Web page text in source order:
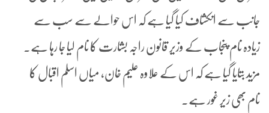
جانب سے انکشاف کیا گیا ہے کہ اس حوالے سے سب سے
زیادہ نام پنجاب کے وزیر قانون راجہ بشارت کا نام لیا جا رہا ہے۔
مزید بتایا گیا ہے کہ اس کے علاوہ علیم خان، میاں اسلم اقبال کا
نام بھی زیر غور ہے۔